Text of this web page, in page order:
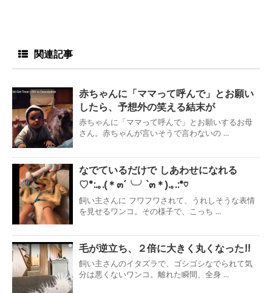
関連記事
赤ちゃんに「ママって呼んで」とお願い
したら、予想外の笑える結末が
赤ちゃんに「ママって呼んで」とお願いするお母
さん。赤ちゃんが言いそうで言わないの ...
なでているだけで しあわせになれる
♡*:.｡.(＊๓´╰╯`๓＊).｡.:*♡
飼い主さんに フワフワされて、うれしそうな表情
を見せるワンコ。その様子で、こっち ...
毛が逆立ち、２倍に大きく丸くなった!!
飼い主さんのイタズラで、ゴシゴシなでられて気
分は悪くないワンコ。離れた瞬間、全身 ...